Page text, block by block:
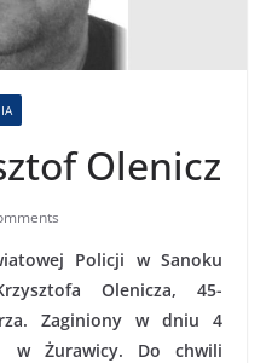
Olenicz
Policji w Sanoku
Olenicza, 45-
Zaginiony w dniu 4
w Żurawicy. Do chwili